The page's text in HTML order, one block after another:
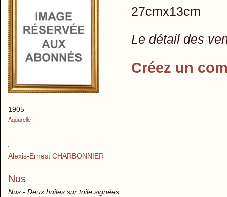
1905
Aquarelle
27cmx13cm
Le détail des
Créez un
Alexis-Ernest CHARBONNIER
Nus
Nus - Deux huiles sur toile signées